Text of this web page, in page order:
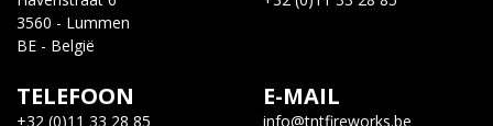
3560 - Lummen
BE - België
TELEFOON
+32 (0)11 33 28 85
E-MAIL
info@tntfireworks.be